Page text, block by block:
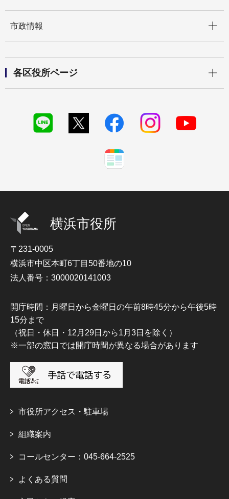
市政情報
各区役所ページ
横浜市役所
〒231-0005
横浜市中区本町6丁目50番地の10
法人番号：3000020141003
開庁時間：月曜日から金曜日の午前8時45分から午後5時
15分まで
（祝日・休日・12月29日から1月3日を除く）
※一部の窓口では開庁時間が異なる場合があります
市役所アクセス・駐車場
組織案内
コールセンター：045-664-2525
よくある質問